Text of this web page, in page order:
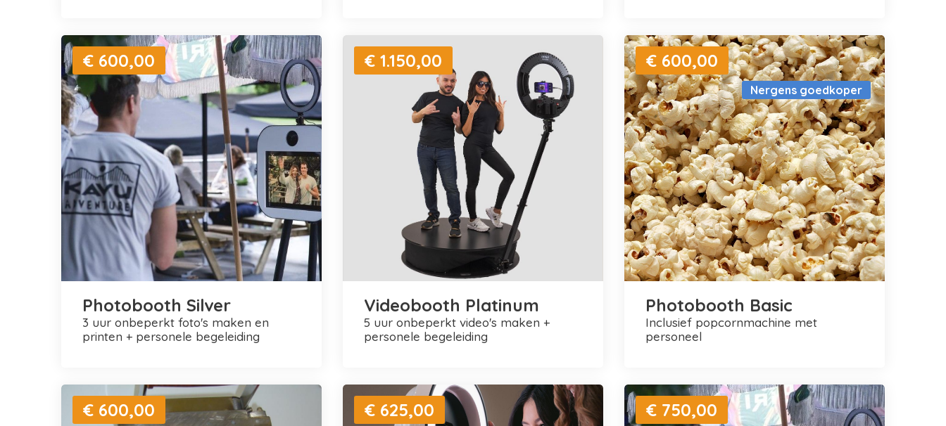
€ 600,00
Photobooth Silver
3 uur onbeperkt foto's maken en
printen + personele begeleiding
€ 1.150,00
Videobooth Platinum
5 uur onbeperkt video's maken +
personele begeleiding
Nergens goedkoper
€ 600,00
Photobooth Basic
inclusief popcornmachine met
personeel
€ 600,00 € 625,00 € 750,00